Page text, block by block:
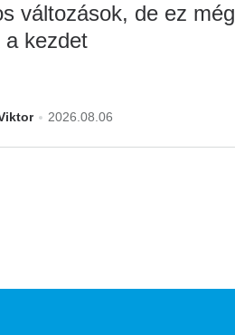
változások, de ez még
a kezdet
2026.08.06